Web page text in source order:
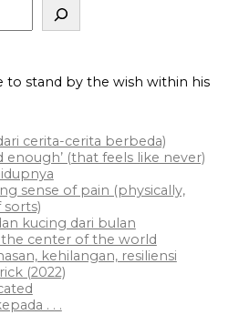
to stand by the wish within his
cerita-cerita berbeda)
enough’ (that feels like never)
sense of pain (physically,
kucing dari bulan
center of the world
kehilangan, resiliensi
(2022)
. . .